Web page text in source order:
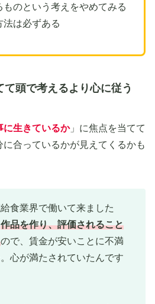
ものという考えをやめてみる
法は必ずある
頭で考えるより心に従う
に生きているか」に焦点を当てて
合っているかが見えてくるかも
食業界で働いて来ました
作品を作り、評価されること
ので、賃金が安いことに不満
心が満たされていたんです